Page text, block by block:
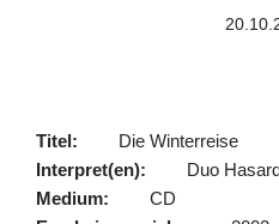
Titel:
Die Winterreise
Interpret(en):
Duo
Medium:
CD